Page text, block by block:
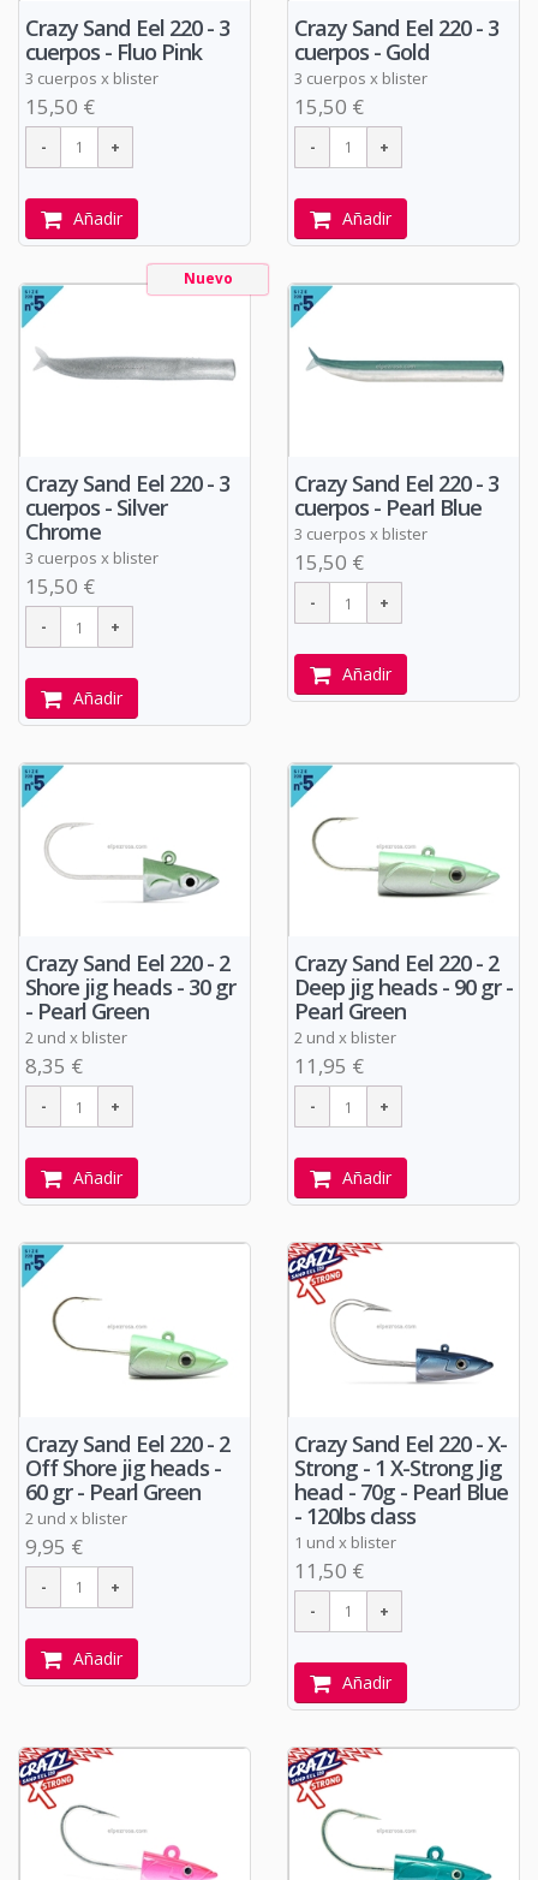
Crazy Sand Eel 220 - 3
cuerpos - Fluo Pink
3 cuerpos x blister
15,50 €
Añadir
Crazy Sand Eel 220 - 3
cuerpos - Gold
3 cuerpos x blister
15,50 €
Añadir
Nuevo
Crazy Sand Eel 220 - 3
cuerpos - Silver
Chrome
3 cuerpos x blister
15,50 €
Añadir
Crazy Sand Eel 220 - 3
cuerpos - Pearl Blue
3 cuerpos x blister
15,50 €
Añadir
Crazy Sand Eel 220 - 2
Shore jig heads - 30 gr
- Pearl Green
2 und x blister
8,35 €
Añadir
Crazy Sand Eel 220 - 2
Deep jig heads - 90 gr -
Pearl Green
2 und x blister
11,95 €
Añadir
Crazy Sand Eel 220 - 2
Off Shore jig heads -
60 gr - Pearl Green
2 und x blister
9,95 €
Añadir
Crazy Sand Eel 220 - X-
Strong - 1 X-Strong Jig
head - 70g - Pearl Blue
- 120lbs class
1 und x blister
11,50 €
Añadir